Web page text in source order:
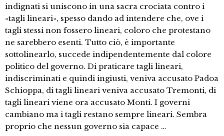
indignati si uniscono in una sacra crociata contro i
«tagli lineari», spesso dando ad intendere che, ove i
tagli stessi non fossero lineari, coloro che protestano
ne sarebbero esenti. Tutto ciò, è importante
sottolinearlo, succede indipendentemente dal colore
politico del governo. Di praticare tagli lineari,
indiscriminati e quindi ingiusti, veniva accusato Padoa
Schioppa, di tagli lineari veniva accusato Tremonti, di
tagli lineari viene ora accusato Monti. I governi
cambiano ma i tagli restano sempre lineari. Sembra
proprio che nessun governo sia capace …